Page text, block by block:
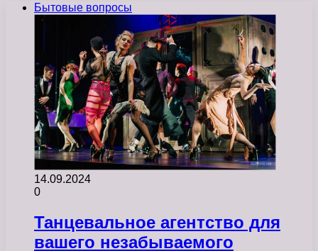
Бытовые вопросы
14.09.2024
0
Танцевальное агентство для
вашего незабываемого